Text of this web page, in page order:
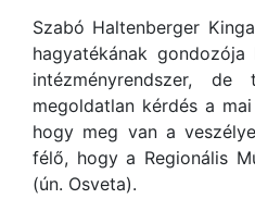
Szabó Haltenberger
hagyatékának
intézményrendszer,
megoldatlan kérdés a
hogy meg van a
félő, hogy a Regionális
(ún. Osveta).